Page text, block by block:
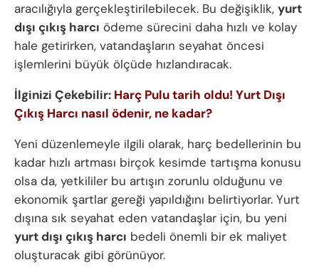
aracılığıyla gerçekleştirilebilecek. Bu değişiklik, yurt
dışı çıkış harcı ödeme sürecini daha hızlı ve kolay
hale getirirken, vatandaşların seyahat öncesi
işlemlerini büyük ölçüde hızlandıracak.
İlginizi Çekebilir: Harç Pulu tarih oldu! Yurt Dışı
Çıkış Harcı nasıl ödenir, ne kadar?
Yeni düzenlemeyle ilgili olarak, harç bedellerinin bu
kadar hızlı artması birçok kesimde tartışma konusu
olsa da, yetkililer bu artışın zorunlu olduğunu ve
ekonomik şartlar gereği yapıldığını belirtiyorlar. Yurt
dışına sık seyahat eden vatandaşlar için, bu yeni
yurt dışı çıkış harcı bedeli önemli bir ek maliyet
oluşturacak gibi görünüyor.